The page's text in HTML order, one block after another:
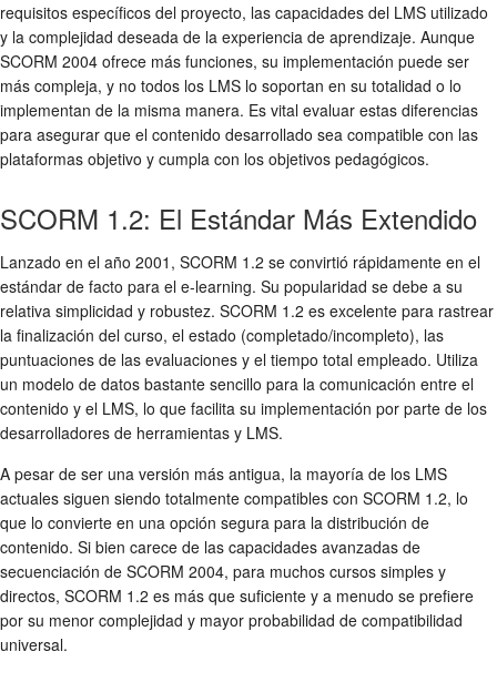
requisitos específicos del proyecto, las capacidades del LMS utilizado
y la complejidad deseada de la experiencia de aprendizaje. Aunque
SCORM 2004 ofrece más funciones, su implementación puede ser
más compleja, y no todos los LMS lo soportan en su totalidad o lo
implementan de la misma manera. Es vital evaluar estas diferencias
para asegurar que el contenido desarrollado sea compatible con las
plataformas objetivo y cumpla con los objetivos pedagógicos.
SCORM 1.2: El Estándar Más Extendido
Lanzado en el año 2001, SCORM 1.2 se convirtió rápidamente en el
estándar de facto para el e-learning. Su popularidad se debe a su
relativa simplicidad y robustez. SCORM 1.2 es excelente para rastrear
la finalización del curso, el estado (completado/incompleto), las
puntuaciones de las evaluaciones y el tiempo total empleado. Utiliza
un modelo de datos bastante sencillo para la comunicación entre el
contenido y el LMS, lo que facilita su implementación por parte de los
desarrolladores de herramientas y LMS.
A pesar de ser una versión más antigua, la mayoría de los LMS
actuales siguen siendo totalmente compatibles con SCORM 1.2, lo
que lo convierte en una opción segura para la distribución de
contenido. Si bien carece de las capacidades avanzadas de
secuenciación de SCORM 2004, para muchos cursos simples y
directos, SCORM 1.2 es más que suficiente y a menudo se prefiere
por su menor complejidad y mayor probabilidad de compatibilidad
universal.